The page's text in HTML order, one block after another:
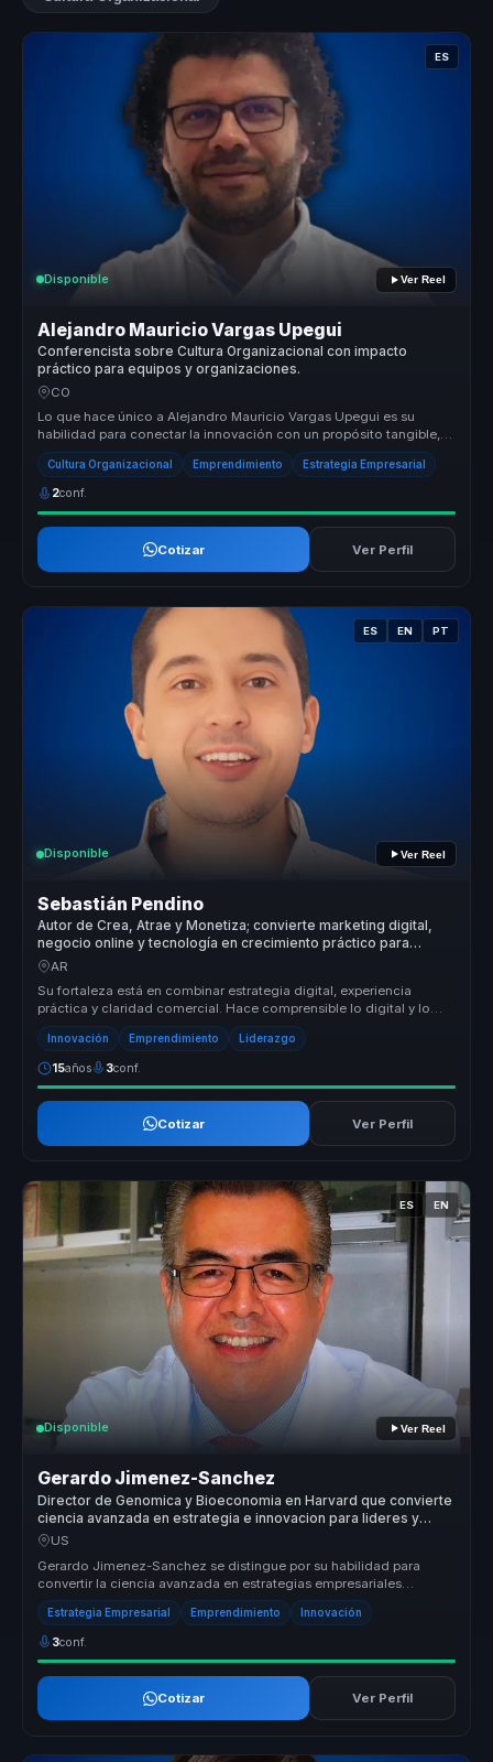
ES
Disponible Ver Reel
Alejandro Mauricio Vargas Upegui
Conferencista sobre Cultura Organizacional con impacto
práctico para equipos y organizaciones.
CO
Lo que hace único a Alejandro Mauricio Vargas Upegui es su
habilidad para conectar la innovación con un propósito tangible,
transformando...
Cultura Organizacional Emprendimiento Estrategia Empresarial
2conf.
Cotizar Ver Perfil
ES EN PT
Disponible Ver Reel
Sebastián Pendino
Autor de Crea, Atrae y Monetiza; convierte marketing digital,
negocio online y tecnología en crecimiento práctico para
empresas y emprendedores.
AR
Su fortaleza está en combinar estrategia digital, experiencia
práctica y claridad comercial. Hace comprensible lo digital y lo
convierte ...
Innovación Emprendimiento Liderazgo
15años 3conf.
Cotizar Ver Perfil
ES EN
Disponible Ver Reel
Gerardo Jimenez-Sanchez
Director de Genomica y Bioeconomia en Harvard que convierte
ciencia avanzada en estrategia e innovacion para lideres y
empresas.
US
Gerardo Jimenez-Sanchez se distingue por su habilidad para
convertir la ciencia avanzada en estrategias empresariales
efectivas, ofrecien...
Estrategia Empresarial Emprendimiento Innovación
3conf.
Cotizar Ver Perfil